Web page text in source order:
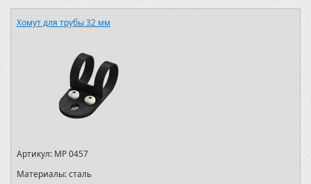
Хомут для трубы 32 мм
Артикул: MP 0457
Материалы:сталь